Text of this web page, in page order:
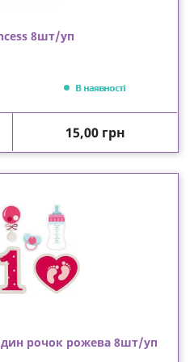
8шт/уп
В наявності
Ціна
15,00 грн
рочок рожева 8шт/уп